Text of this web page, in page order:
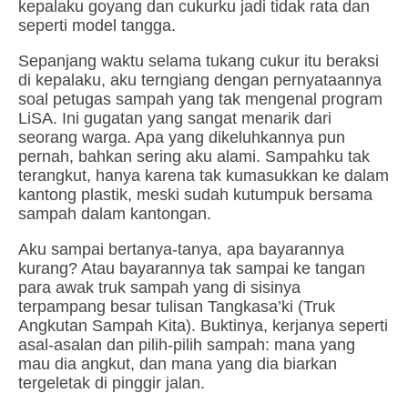
kepalaku goyang dan cukurku jadi tidak rata dan
seperti model tangga.
Sepanjang waktu selama tukang cukur itu beraksi
di kepalaku, aku terngiang dengan pernyataannya
soal petugas sampah yang tak mengenal program
LiSA. Ini gugatan yang sangat menarik dari
seorang warga. Apa yang dikeluhkannya pun
pernah, bahkan sering aku alami. Sampahku tak
terangkut, hanya karena tak kumasukkan ke dalam
kantong plastik, meski sudah kutumpuk bersama
sampah dalam kantongan.
Aku sampai bertanya-tanya, apa bayarannya
kurang? Atau bayarannya tak sampai ke tangan
para awak truk sampah yang di sisinya
terpampang besar tulisan Tangkasa’ki (Truk
Angkutan Sampah Kita). Buktinya, kerjanya seperti
asal-asalan dan pilih-pilih sampah: mana yang
mau dia angkut, dan mana yang dia biarkan
tergeletak di pinggir jalan.